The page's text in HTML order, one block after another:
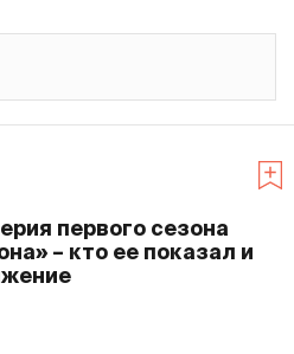
первого сезона
– кто ее показал и